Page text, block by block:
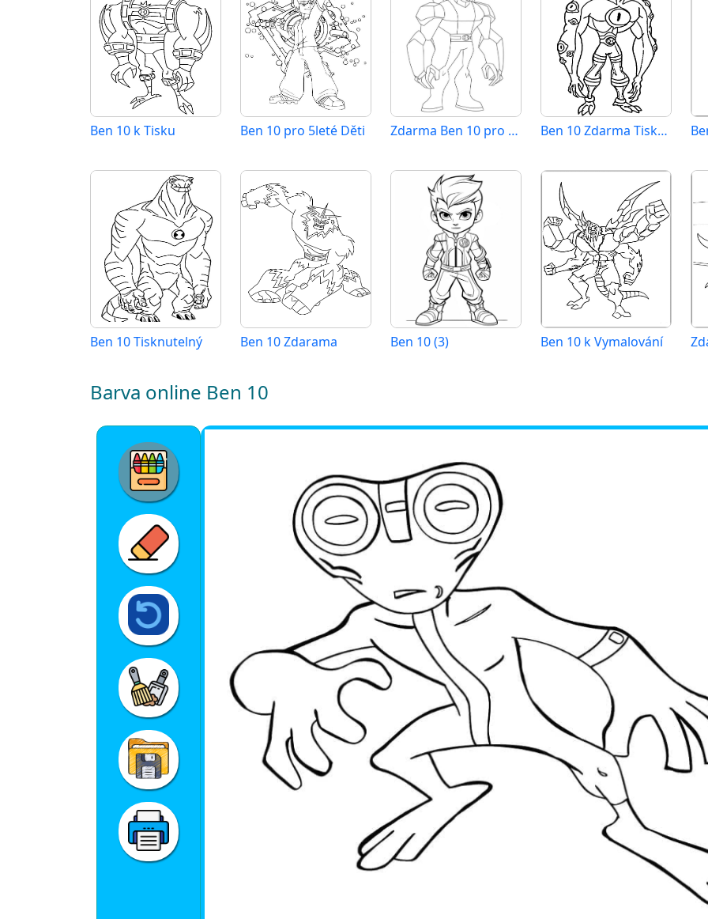
Ben 10 k Tisku Ben 10 pro 5leté Děti Zdarma Ben 10 pro Malé Děti Ben 10 Zdarma Tisknutelný
Ben 10 Tisknutelný Ben 10 Zdarama Ben 10 (3) Ben 10 k Vymalování
Barva online Ben 10